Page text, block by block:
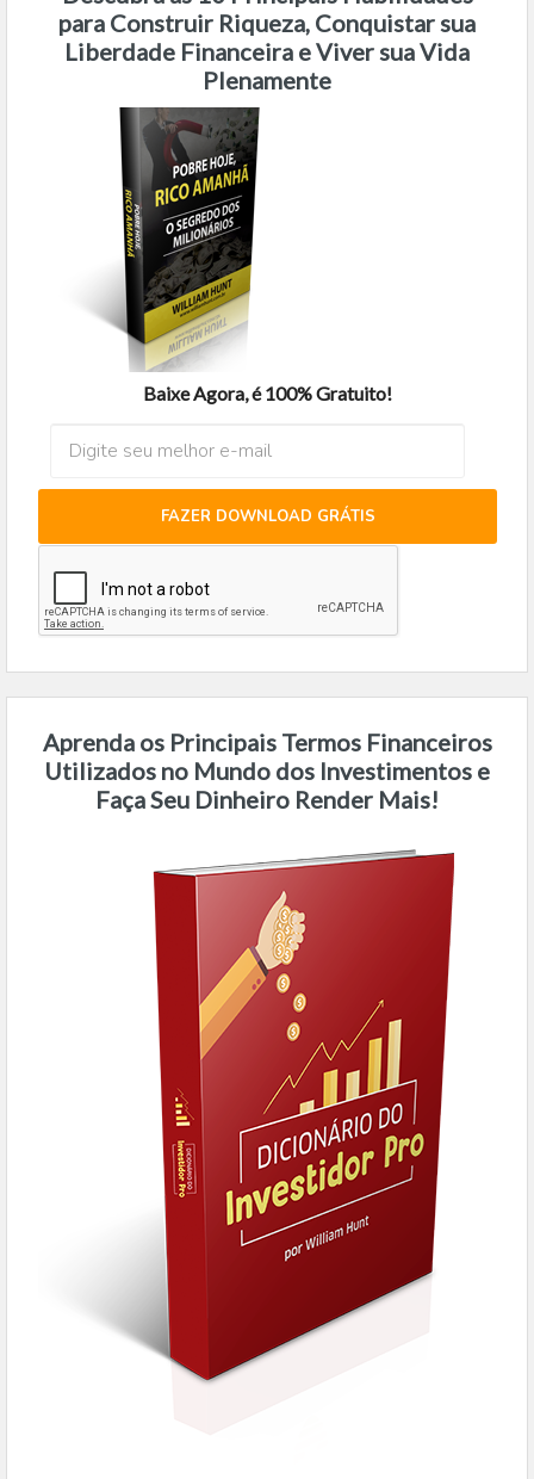
para Construir Riqueza, Conquistar sua
Liberdade Financeira e Viver sua Vida
Plenamente
Baixe Agora, é 100% Gratuito!
FAZER DOWNLOAD GRÁTIS
Aprenda os Principais Termos Financeiros
Utilizados no Mundo dos Investimentos e
Faça Seu Dinheiro Render Mais!